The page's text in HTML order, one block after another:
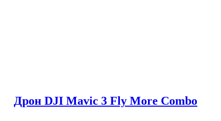
Дрон DJI Mavic 3 Fly More Combo